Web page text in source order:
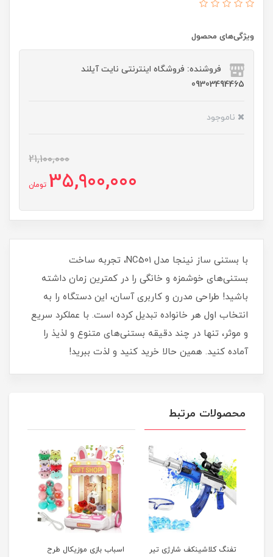
ویژگی‌های محصول
فروشنده: فروشگاه اینترنتی نایت آیلند
09303494465
ناموجود
21,100,000
35,900,000 تومان
با بستنی ساز نینجا مدل NC501، تجربه ساخت
بستنی‌های خوشمزه و خانگی را در کمترین زمان داشته
باشید! طراحی مدرن و کاربری آسان، این دستگاه را به
انتخاب اول هر خانواده تبدیل کرده است. با عملکرد سریع
و موثر، تنها در چند دقیقه بستنی‌های متنوع و لذیذ را
آماده کنید. همین حالا خرید کنید و لذت ببرید!
محصولات مرتبط
تفنگ کلاشینکف شارژی تیر
اسباب بازی موزیکال طرح